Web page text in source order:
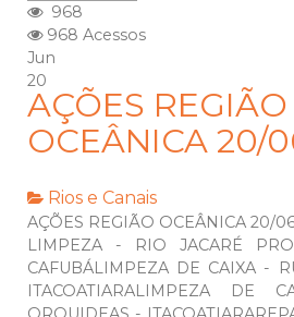
968
968 Acessos
Jun
20
AÇÕES REGIÃO
OCEÂNICA 20/
Rios e Canais
AÇÕES REGIÃO OCEÂNICA 20/
LIMPEZA - RIO JACARÉ
CAFUBÁLIMPEZA DE CAIXA -
ITACOATIARALIMPEZA DE